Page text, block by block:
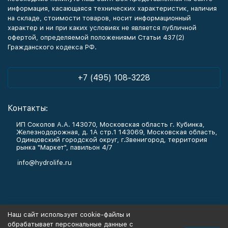
информация, касающаяся технических характеристик, наличия
на складе, стоимости товаров, носит информационный
характер и ни при каких условиях не является публичной
офертой, определяемой положениями Статьи 437(2)
Гражданского кодекса РФ.
+7 (495) 108-3228
Контакты:
ИП Соколов А.А. 143070, Московская область г. Кубинка,
Железнодорожная, д. 1А стр.1 143069, Московская область,
Одинцовский городской округ, г.Звенигород, территория
рынка "Маркет", павильон 4/7
info@hydrolife.ru
Наш сайт использует cookie-файлы и
обрабатывает персональные данные с